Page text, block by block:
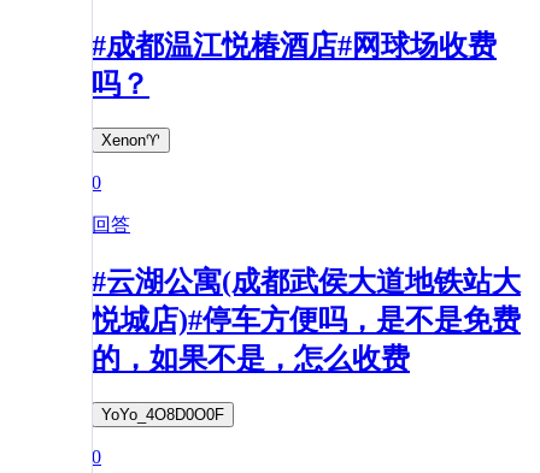
#成都温江悦椿酒店#网球场收费
吗？
Xenon♈️
0
回答
#云湖公寓(成都武侯大道地铁站大
悦城店)#停车方便吗，是不是免费
的，如果不是，怎么收费
YoYo_4O8D0O0F
0